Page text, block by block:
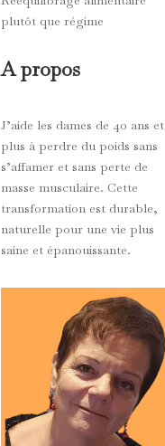
plutôt que régime
A propos
J’aide les dames de 40 ans et
plus à perdre du poids sans
s’affamer et sans perte de
masse musculaire. Cette
transformation est durable,
naturelle pour une vie plus
saine et épanouissante.